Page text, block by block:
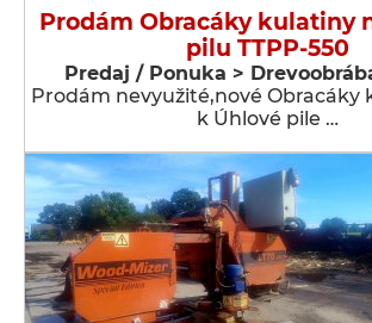
Prodám Obracáky kulatiny
pilu TTPP-550
Predaj / Ponuka >
Prodám nevyužité,nové Obracáky
k Úhlové pile …